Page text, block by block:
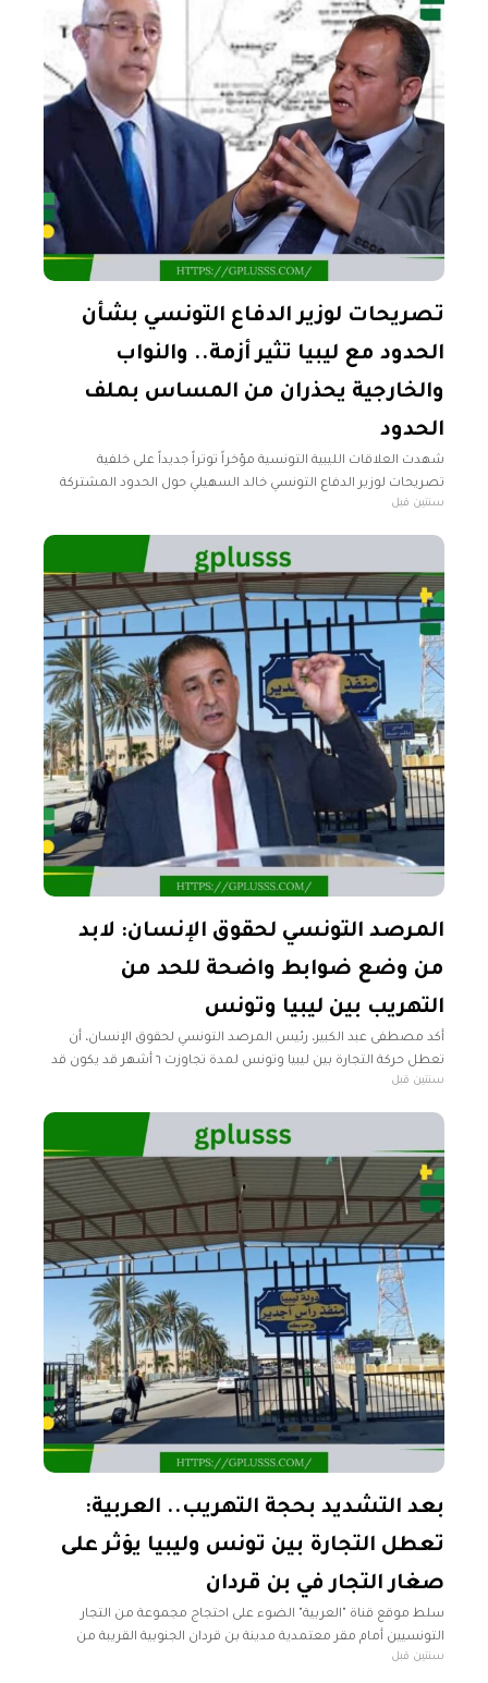
تصريحات لوزير الدفاع التونسي بشأن
الحدود مع ليبيا تثير أزمة.. والنواب
والخارجية يحذران من المساس بملف
الحدود
شهدت العلاقات الليبية التونسية مؤخراً توتراً جديداً على خلفية
تصريحات لوزير الدفاع التونسي خالد السهيلي حول الحدود المشتركة
بين البلدين. وأثار هذا التصريح رد فعل حاد من المسؤولين الليبيين،
سنتين قبل
المرصد التونسي لحقوق الإنسان: لابد
من وضع ضوابط واضحة للحد من
التهريب بين ليبيا وتونس
أكد مصطفى عبد الكبير، رئيس المرصد التونسي لحقوق الإنسان، أن
تعطل حركة التجارة بين ليبيا وتونس لمدة تجاوزت ٦ أشهر قد يكون قد
نتج عنه الاتفاق الأمني بين البلدين. أضاف
سنتين قبل
بعد التشديد بحجة التهريب.. العربية:
تعطل التجارة بين تونس وليبيا يؤثر على
صغار التجار في بن قردان
سلط موقع قناة "العربية" الضوء على احتجاج مجموعة من التجار
التونسيين أمام مقر معتمدية مدينة بن قردان الجنوبية القريبة من
الحدود الليبية. هؤلاء التجار يطالبون السلطات بالتدخل لإيجاد حلول
سنتين قبل